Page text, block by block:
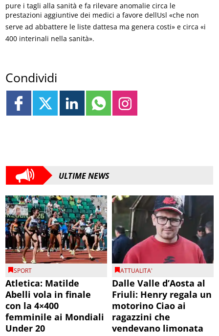
pure i tagli alla sanità e fa rilevare anomalie circa le
prestazioni aggiuntive dei medici a favore dellUsl «che non
serve ad abbattere le liste dattesa ma genera costi» e circa «i
400 interinali nella sanità».
Condividi
ULTIME NEWS
SPORT
Atletica: Matilde
Abelli vola in finale
con la 4×400
femminile ai Mondiali
Under 20
ATTUALITA'
Dalle Valle d’Aosta al
Friuli: Henry regala un
motorino Ciao ai
ragazzini che
vendevano limonata